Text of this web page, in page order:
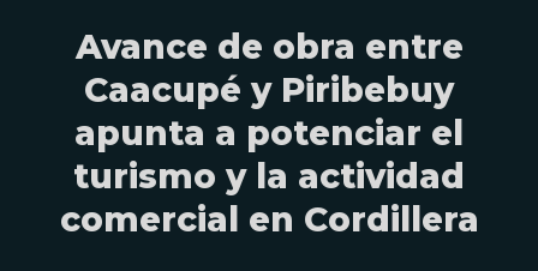
Avance de obra entre
Caacupé y Piribebuy
apunta a potenciar el
turismo y la actividad
comercial en Cordillera